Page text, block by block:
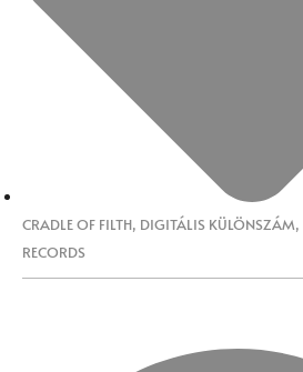
CRADLE OF FILTH, DIGITÁLIS KÜLÖNSZÁM,
RECORDS